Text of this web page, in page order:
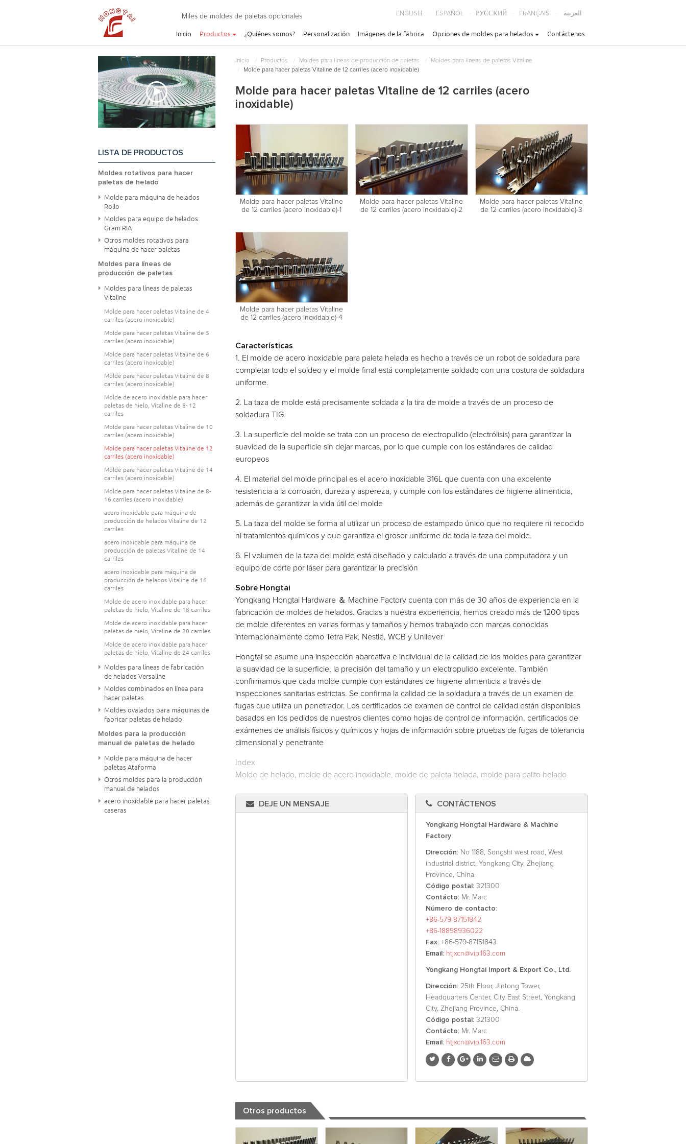
ENGLISH ESPAÑOL РУССКИЙ FRANÇAIS العربية Miles de moldes de paletas opcionales
Inicio Productos ¿Quiénes somos? Personalización Imágenes de la fábrica Opciones de moldes para helados Contáctenos
Inicio Productos Moldes para líneas de producción de paletas
Moldes para líneas de paletas Vitaline
Molde para hacer paletas Vitaline de 12 carriles (acero inoxidable)
Molde para hacer paletas Vitaline de 12 carriles (acero
inoxidable)
Molde para hacer paletas Vitaline
de 12 carriles (acero inoxidable)-1
Molde para hacer paletas Vitaline
de 12 carriles (acero inoxidable)-2
Molde para hacer paletas Vitaline
de 12 carriles (acero inoxidable)-3
Molde para hacer paletas Vitaline
de 12 carriles (acero inoxidable)-4
Características
1. El molde de acero inoxidable para paleta helada es hecho a través de un robot de soldadura para
completar todo el soldeo y el molde final está completamente soldado con una costura de soldadura
uniforme.
2. La taza de molde está precisamente soldada a la tira de molde a través de un proceso de
soldadura TIG
3. La superficie del molde se trata con un proceso de electropulido (electrólisis) para garantizar la
suavidad de la superficie sin dejar marcas, por lo que cumple con los estándares de calidad
europeos
4. El material del molde principal es el acero inoxidable 316L que cuenta con una excelente
resistencia a la corrosión, dureza y aspereza, y cumple con los estándares de higiene alimenticia,
además de garantizar la vida útil del molde
5. La taza del molde se forma al utilizar un proceso de estampado único que no requiere ni recocido
ni tratamientos químicos y que garantiza el grosor uniforme de toda la taza del molde.
6. El volumen de la taza del molde está diseñado y calculado a través de una computadora y un
equipo de corte por láser para garantizar la precisión
Sobre Hongtai
Yongkang Hongtai Hardware ＆ Machine Factory cuenta con más de 30 años de experiencia en la
fabricación de moldes de helados. Gracias a nuestra experiencia, hemos creado más de 1200 tipos
de molde diferentes en varias formas y tamaños y hemos trabajado con marcas conocidas
internacionalmente como Tetra Pak, Nestle, WCB y Unilever
Hongtai se asume una inspección abarcativa e individual de la calidad de los moldes para garantizar
la suavidad de la superficie, la precisión del tamaño y un electropulido excelente. También
confirmamos que cada molde cumple con estándares de higiene alimenticia a través de
inspecciones sanitarias estrictas. Se confirma la calidad de la soldadura a través de un examen de
fugas que utiliza un penetrador. Los certificados de examen de control de calidad están disponibles
basados en los pedidos de nuestros clientes como hojas de control de información, certificados de
exámenes de análisis físicos y químicos y hojas de información sobre pruebas de fugas de tolerancia
dimensional y penetrante
Index
Molde de helado, molde de acero inoxidable, molde de paleta helada, molde para palito helado
DEJE UN MENSAJE CONTÁCTENOS
Yongkang Hongtai Hardware & Machine
Factory
Dirección: No 1188, Songshi west road, West
industrial district, Yongkang City, Zhejiang
Province, China.
Código postal : 321300
Contácto: Mr. Marc
Número de contacto:
+86-579-87151842
+86-18858936022
Fax: +86-579-87151843
Email : htjxcn@vip.163.com
Yongkang Hongtai Import & Export Co., Ltd.
Dirección: 25th Floor, Jintong Tower,
Headquarters Center, City East Street, Yongkang
City, Zhejiang Province, China.
Código postal : 321300
Contácto: Mr. Marc
Email : htjxcn@vip.163.com
Otros productos
LISTA DE PRODUCTOS
Moldes rotativos para hacer
paletas de helado
Molde para máquina de helados
Rollo
Moldes para equipo de helados
Gram RIA
Otros moldes rotativos para
máquina de hacer paletas
Moldes para líneas de
producción de paletas
Moldes para líneas de paletas
Vitaline
Molde para hacer paletas Vitaline de 4
carriles (acero inoxidable)
Molde para hacer paletas Vitaline de 5
carriles (acero inoxidable)
Molde para hacer paletas Vitaline de 6
carriles (acero inoxidable)
Molde para hacer paletas Vitaline de 8
carriles (acero inoxidable)
Molde de acero inoxidable para hacer
paletas de hielo, Vitaline de 8- 12
carriles
Molde para hacer paletas Vitaline de 10
carriles (acero inoxidable)
Molde para hacer paletas Vitaline de 12
carriles (acero inoxidable)
Molde para hacer paletas Vitaline de 14
carriles (acero inoxidable)
Molde para hacer paletas Vitaline de 8-
16 carriles (acero inoxidable)
acero inoxidable para máquina de
producción de helados Vitaline de 12
carriles
acero inoxidable para máquina de
producción de paletas Vitaline de 14
carriles
acero inoxidable para máquina de
producción de helados Vitaline de 16
carriles
Molde de acero inoxidable para hacer
paletas de hielo, Vitaline de 18 carriles
Molde de acero inoxidable para hacer
paletas de hielo, Vitaline de 20 carriles
Molde de acero inoxidable para hacer
paletas de hielo, Vitaline de 24 carriles
Moldes para líneas de fabricación
de helados Versaline
Moldes combinados en línea para
hacer paletas
Moldes ovalados para máquinas de
fabricar paletas de helado
Moldes para la producción
manual de paletas de helado
Molde para máquina de hacer
paletas Ataforma
Otros moldes para la producción
manual de helados
acero inoxidable para hacer paletas
caseras